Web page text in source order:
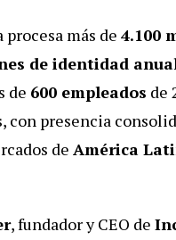
procesa más de 4.100
de identidad
de 600 empleados de
con presencia
de América
, fundador y CEO de